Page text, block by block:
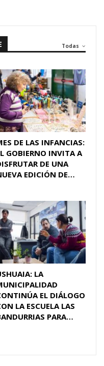
Todas
DE LAS INFANCIAS:
GOBIERNO INVITA A
DE UNA
EDICIÓN DE…
LA
EL DIÁLOGO
LA ESCUELA LAS
PARA…